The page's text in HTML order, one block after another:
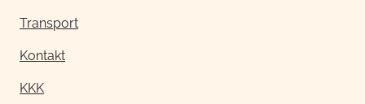
Transport
Kontakt
KKK